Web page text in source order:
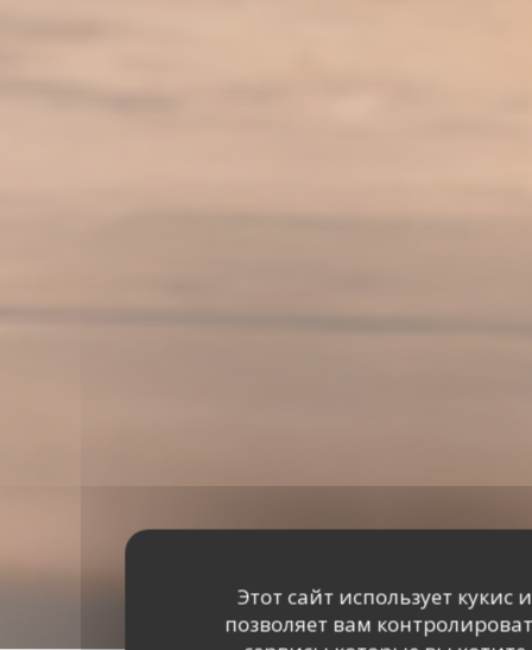
Этот сайт использует кукис и
позволяет вам